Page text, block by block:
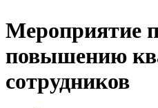
Мероприятие
повышению
сотрудников